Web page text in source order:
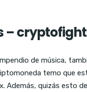
de música,
temo que
quizás esto